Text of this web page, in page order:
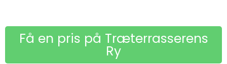
Få en pris på Træterrasserens
Ry